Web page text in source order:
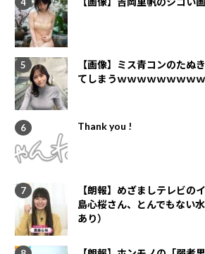
【画像】ミス青コンのた
てしまうｗｗｗｗｗｗｗｗ
Thank you !
【朗報】めざましテレビの
島心桜さん、とんでもない
あり）